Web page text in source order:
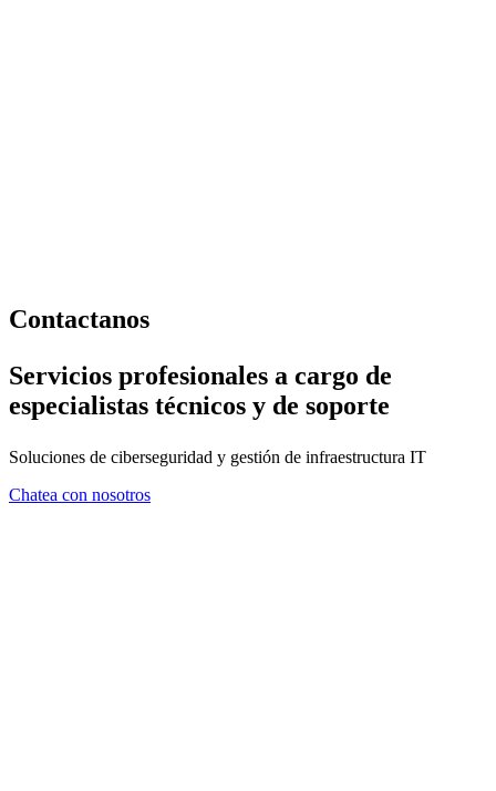
Contactanos
Servicios profesionales a cargo de
especialistas técnicos y de soporte
Soluciones de ciberseguridad y gestión de infraestructura IT
Chatea con nosotros